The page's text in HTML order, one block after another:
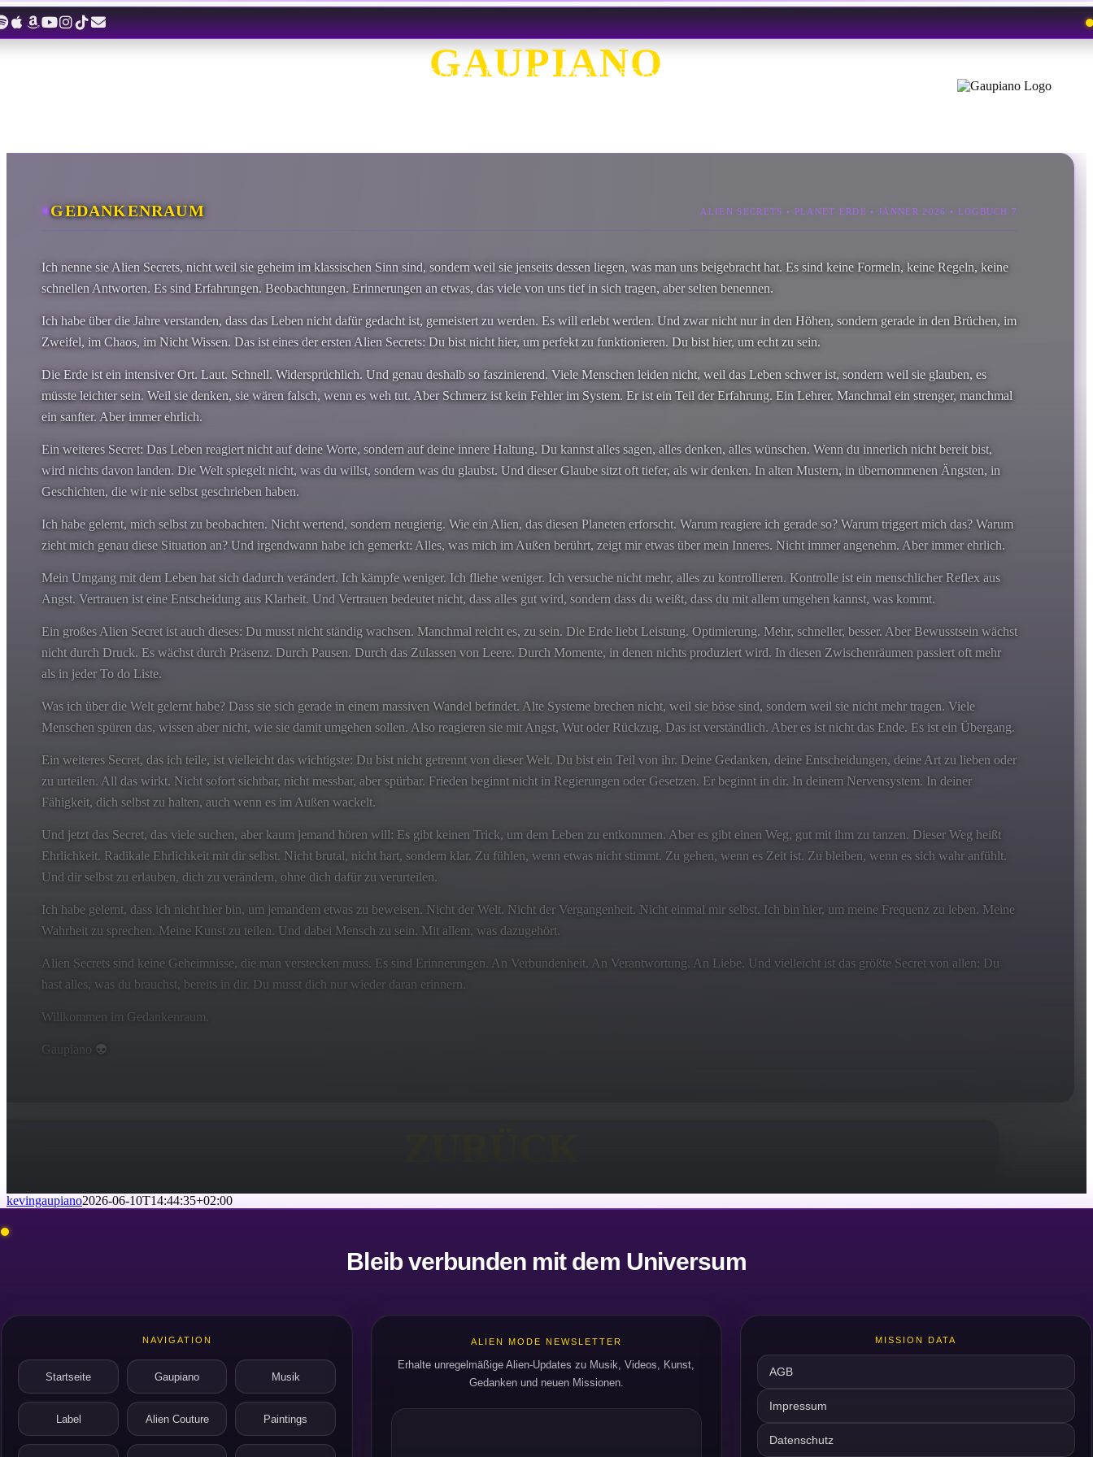
Zum
Inhalt
springen
GAUPIANO
EIN ALIEN AUF DURCHREISE
GEDANKENRAUM ALIEN SECRETS • PLANET ERDE • JÄNNER 2026 • LOGBUCH 7
Ich nenne sie Alien Secrets, nicht weil sie geheim im klassischen Sinn sind, sondern weil sie jenseits dessen liegen, was man uns beigebracht hat. Es sind keine Formeln, keine Regeln, keine
schnellen Antworten. Es sind Erfahrungen. Beobachtungen. Erinnerungen an etwas, das viele von uns tief in sich tragen, aber selten benennen.
Ich habe über die Jahre verstanden, dass das Leben nicht dafür gedacht ist, gemeistert zu werden. Es will erlebt werden. Und zwar nicht nur in den Höhen, sondern gerade in den Brüchen, im
Zweifel, im Chaos, im Nicht Wissen. Das ist eines der ersten Alien Secrets: Du bist nicht hier, um perfekt zu funktionieren. Du bist hier, um echt zu sein.
Die Erde ist ein intensiver Ort. Laut. Schnell. Widersprüchlich. Und genau deshalb so faszinierend. Viele Menschen leiden nicht, weil das Leben schwer ist, sondern weil sie glauben, es
müsste leichter sein. Weil sie denken, sie wären falsch, wenn es weh tut. Aber Schmerz ist kein Fehler im System. Er ist ein Teil der Erfahrung. Ein Lehrer. Manchmal ein strenger, manchmal
ein sanfter. Aber immer ehrlich.
Ein weiteres Secret: Das Leben reagiert nicht auf deine Worte, sondern auf deine innere Haltung. Du kannst alles sagen, alles denken, alles wünschen. Wenn du innerlich nicht bereit bist,
wird nichts davon landen. Die Welt spiegelt nicht, was du willst, sondern was du glaubst. Und dieser Glaube sitzt oft tiefer, als wir denken. In alten Mustern, in übernommenen Ängsten, in
Geschichten, die wir nie selbst geschrieben haben.
Ich habe gelernt, mich selbst zu beobachten. Nicht wertend, sondern neugierig. Wie ein Alien, das diesen Planeten erforscht. Warum reagiere ich gerade so? Warum triggert mich das? Warum
zieht mich genau diese Situation an? Und irgendwann habe ich gemerkt: Alles, was mich im Außen berührt, zeigt mir etwas über mein Inneres. Nicht immer angenehm. Aber immer ehrlich.
Mein Umgang mit dem Leben hat sich dadurch verändert. Ich kämpfe weniger. Ich fliehe weniger. Ich versuche nicht mehr, alles zu kontrollieren. Kontrolle ist ein menschlicher Reflex aus
Angst. Vertrauen ist eine Entscheidung aus Klarheit. Und Vertrauen bedeutet nicht, dass alles gut wird, sondern dass du weißt, dass du mit allem umgehen kannst, was kommt.
Ein großes Alien Secret ist auch dieses: Du musst nicht ständig wachsen. Manchmal reicht es, zu sein. Die Erde liebt Leistung. Optimierung. Mehr, schneller, besser. Aber Bewusstsein wächst
nicht durch Druck. Es wächst durch Präsenz. Durch Pausen. Durch das Zulassen von Leere. Durch Momente, in denen nichts produziert wird. In diesen Zwischenräumen passiert oft mehr
als in jeder To do Liste.
Was ich über die Welt gelernt habe? Dass sie sich gerade in einem massiven Wandel befindet. Alte Systeme brechen nicht, weil sie böse sind, sondern weil sie nicht mehr tragen. Viele
Menschen spüren das, wissen aber nicht, wie sie damit umgehen sollen. Also reagieren sie mit Angst, Wut oder Rückzug. Das ist verständlich. Aber es ist nicht das Ende. Es ist ein Übergang.
Ein weiteres Secret, das ich teile, ist vielleicht das wichtigste: Du bist nicht getrennt von dieser Welt. Du bist ein Teil von ihr. Deine Gedanken, deine Entscheidungen, deine Art zu lieben oder
zu urteilen. All das wirkt. Nicht sofort sichtbar, nicht messbar, aber spürbar. Frieden beginnt nicht in Regierungen oder Gesetzen. Er beginnt in dir. In deinem Nervensystem. In deiner
Fähigkeit, dich selbst zu halten, auch wenn es im Außen wackelt.
Und jetzt das Secret, das viele suchen, aber kaum jemand hören will: Es gibt keinen Trick, um dem Leben zu entkommen. Aber es gibt einen Weg, gut mit ihm zu tanzen. Dieser Weg heißt
Ehrlichkeit. Radikale Ehrlichkeit mit dir selbst. Nicht brutal, nicht hart, sondern klar. Zu fühlen, wenn etwas nicht stimmt. Zu gehen, wenn es Zeit ist. Zu bleiben, wenn es sich wahr anfühlt.
Und dir selbst zu erlauben, dich zu verändern, ohne dich dafür zu verurteilen.
Ich habe gelernt, dass ich nicht hier bin, um jemandem etwas zu beweisen. Nicht der Welt. Nicht der Vergangenheit. Nicht einmal mir selbst. Ich bin hier, um meine Frequenz zu leben. Meine
Wahrheit zu sprechen. Meine Kunst zu teilen. Und dabei Mensch zu sein. Mit allem, was dazugehört.
Alien Secrets sind keine Geheimnisse, die man verstecken muss. Es sind Erinnerungen. An Verbundenheit. An Verantwortung. An Liebe. Und vielleicht ist das größte Secret von allen: Du
hast alles, was du brauchst, bereits in dir. Du musst dich nur wieder daran erinnern.
Willkommen im Gedankenraum.
Gaupiano 👽
kevingaupiano2026-06-10T14:44:35+02:00
Bleib verbunden mit dem Universum
NAVIGATION
Startseite Gaupiano Musik
Label Alien Couture Paintings
ALIEN MODE NEWSLETTER
Erhalte unregelmäßige Alien-Updates zu Musik, Videos, Kunst,
Gedanken und neuen Missionen.
MISSION DATA
AGB
Impressum
Datenschutz